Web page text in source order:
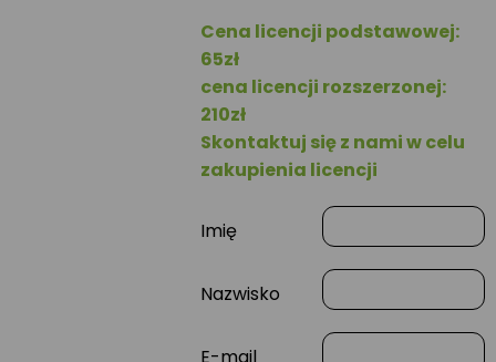
Cena licencji podstawowej:
65zł
cena licencji rozszerzonej:
210zł
Skontaktuj się z nami w celu
zakupienia licencji
Imię
Nazwisko
E-mail